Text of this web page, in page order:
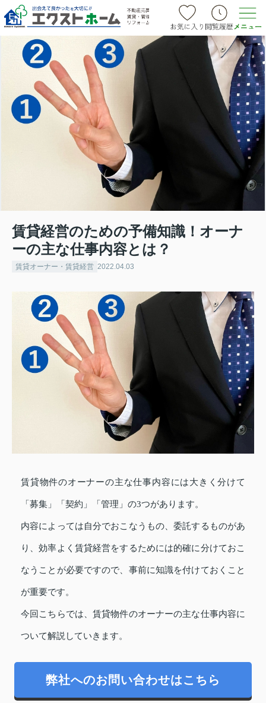
賃貸経営のための予備知識！オーナ
ーの主な仕事内容とは？
賃貸オーナー・賃貸経営 2022.04.03
賃貸物件のオーナーの主な仕事内容には大きく分けて
「募集」「契約」「管理」の3つがあります。
内容によっては自分でおこなうもの、委託するものがあ
り、効率よく賃貸経営をするためには的確に分けておこ
なうことが必要ですので、事前に知識を付けておくこと
が重要です。
今回こちらでは、賃貸物件のオーナーの主な仕事内容に
ついて解説していきます。
弊社へのお問い合わせはこちら